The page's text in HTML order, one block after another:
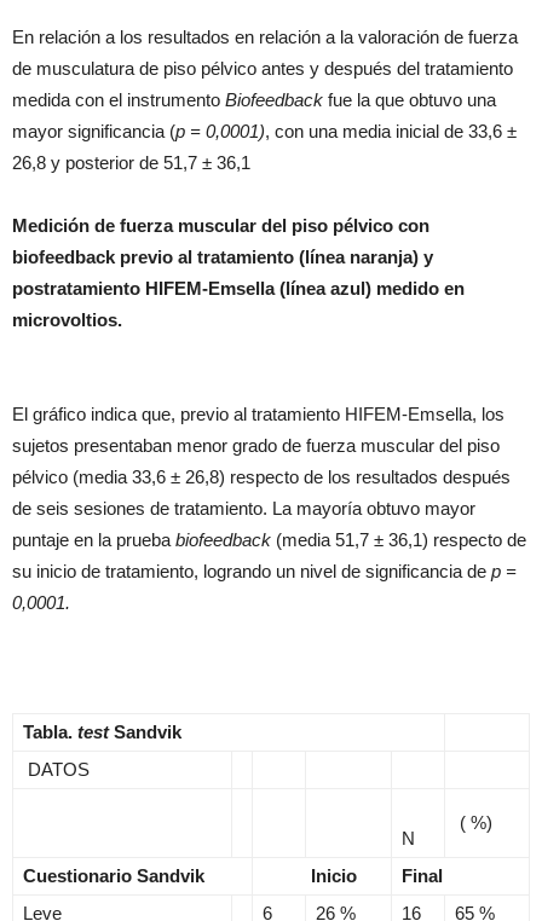
En relación a los resultados en relación a la valoración de fuerza
de musculatura de piso pélvico antes y después del tratamiento
medida con el instrumento Biofeedback fue la que obtuvo una
mayor significancia (p = 0,0001), con una media inicial de 33,6 ±
26,8 y posterior de 51,7 ± 36,1
Medición de fuerza muscular del piso pélvico con
biofeedback previo al tratamiento (línea naranja) y
postratamiento HIFEM-Emsella (línea azul) medido en
microvoltios.
El gráfico indica que, previo al tratamiento HIFEM-Emsella, los
sujetos presentaban menor grado de fuerza muscular del piso
pélvico (media 33,6 ± 26,8) respecto de los resultados después
de seis sesiones de tratamiento. La mayoría obtuvo mayor
puntaje en la prueba biofeedback (media 51,7 ± 36,1) respecto de
su inicio de tratamiento, logrando un nivel de significancia de p =
0,0001.
Tabla. testSandvik
DATOS
N
( %)
Cuestionario Sandvik Inicio
Final
Leve
6 26 % 16 65 %